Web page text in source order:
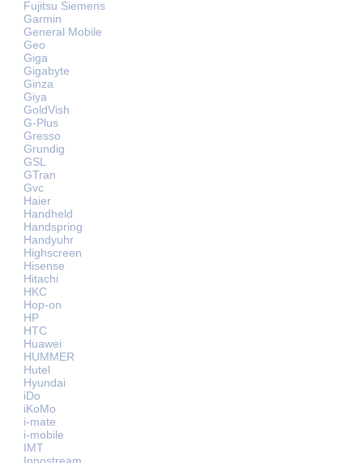
Fujitsu Siemens
Garmin
General Mobile
Geo
Giga
Gigabyte
Ginza
Giya
GoldVish
G-Plus
Gresso
Grundig
GSL
GTran
Gvc
Haier
Handheld
Handspring
Handyuhr
Highscreen
Hisense
Hitachi
HKC
Hop-on
HP
HTC
Huawei
HUMMER
Hutel
Hyundai
iDo
iKoMo
i-mate
i-mobile
IMT